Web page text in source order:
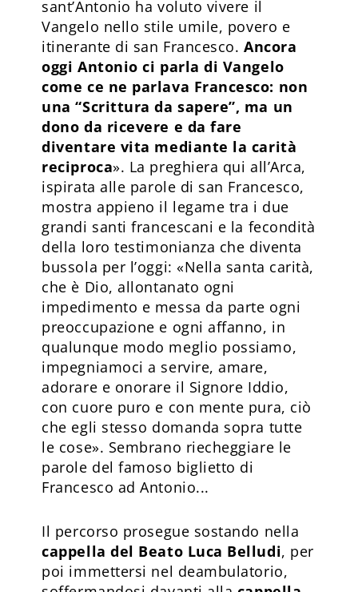
sant’Antonio ha voluto vivere il
Vangelo nello stile umile, povero e
itinerante di san Francesco. Ancora
oggi Antonio ci parla di Vangelo
come ce ne parlava Francesco: non
una “Scrittura da sapere”, ma un
dono da ricevere e da fare
diventare vita mediante la carità
reciproca». La preghiera qui all’Arca,
ispirata alle parole di san Francesco,
mostra appieno il legame tra i due
grandi santi francescani e la fecondità
della loro testimonianza che diventa
bussola per l’oggi: «Nella santa carità,
che è Dio, allontanato ogni
impedimento e messa da parte ogni
preoccupazione e ogni affanno, in
qualunque modo meglio possiamo,
impegniamoci a servire, amare,
adorare e onorare il Signore Iddio,
con cuore puro e con mente pura, ciò
che egli stesso domanda sopra tutte
le cose». Sembrano riecheggiare le
parole del famoso biglietto di
Francesco ad Antonio...
Il percorso prosegue sostando nella
cappella del Beato Luca Belludi, per
poi immettersi nel deambulatorio,